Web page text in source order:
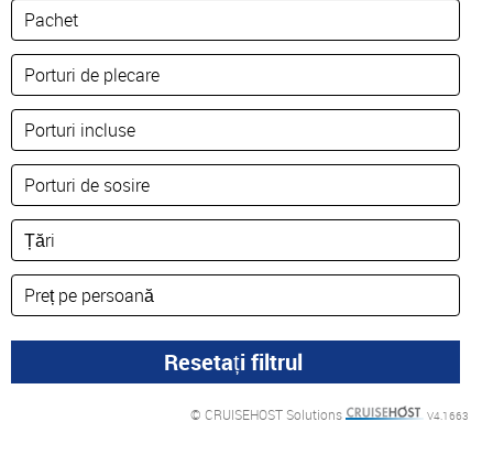
© CRUISEHOST Solutions V4.1663